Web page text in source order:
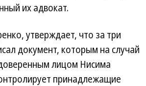
их адвокат.
утверждает, что за три
документ, которым на случай
лицом Нисима
принадлежащие